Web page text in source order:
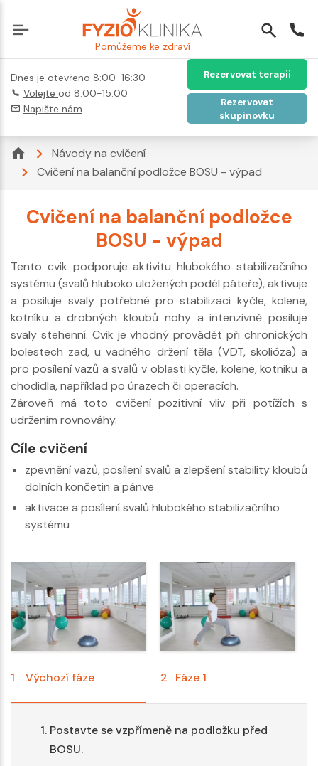
Pomůžeme ke zdraví
Dnes je otevřeno 8:00-16:30
Volejte od 8:00-15:00
Napište nám
Rezervovat terapii
Rezervovat
skupinovku
Návody na cvičení
Cvičení na balanční podložce BOSU - výpad
Cvičení na balanční podložce
BOSU - výpad
Tento cvik podporuje aktivitu hlubokého stabilizačního
systému (svalů hluboko uložených podél páteře), aktivuje
a posiluje svaly potřebné pro stabilizaci kyčle, kolene,
kotníku a drobných kloubů nohy a intenzivně posiluje
svaly stehenní. Cvik je vhodný provádět při chronických
bolestech zad, u vadného držení těla (VDT, skolióza) a
pro posílení vazů a svalů v oblasti kyčle, kolene, kotníku a
chodidla, například po úrazech či operacích.
Zároveň má toto cvičení pozitivní vliv při potížích s
udržením rovnováhy.
Cíle cvičení
zpevnění vazů, posílení svalů a zlepšení stability kloubů
dolních končetin a pánve
aktivace a posílení svalů hlubokého stabilizačního
systému
1 Výchozí fáze 2 Fáze 1
Postavte se vzpřímeně na podložku před
BOSU.